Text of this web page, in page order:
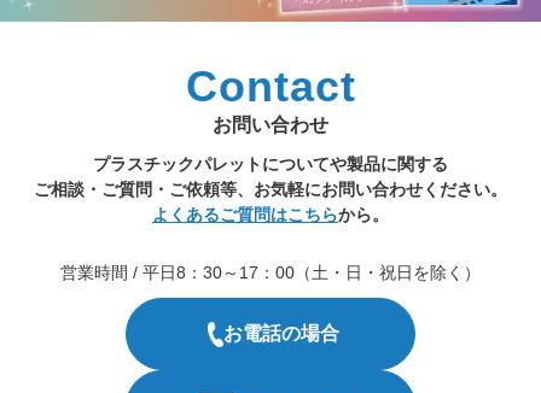
Contact
お問い合わせ
プラスチックパレットについてや製品に関する
ご相談・ご質問・ご依頼等、お気軽にお問い合わせください。
よくあるご質問はこちらから。
営業時間 / 平日8：30～17：00（土・日・祝日を除く）
お電話の場合